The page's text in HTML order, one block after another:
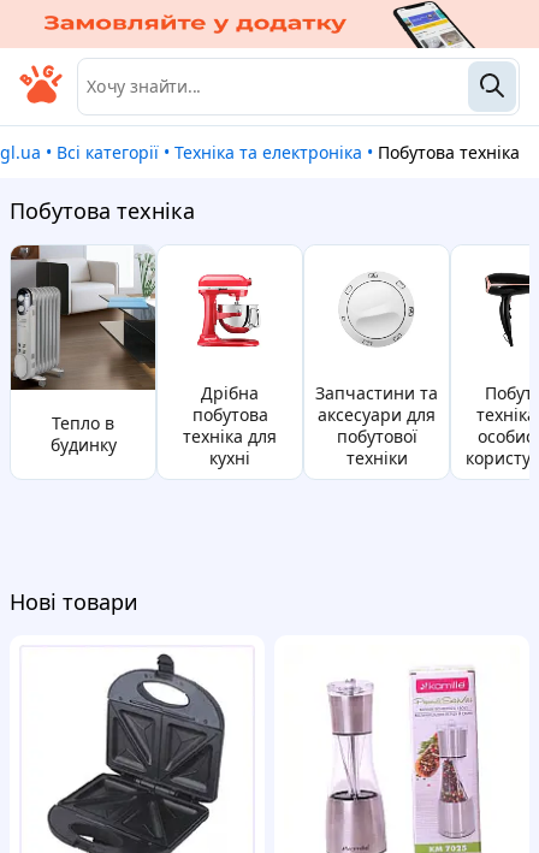
• Всі категорії • Техніка та електроніка • Побутова техніка
Побутова техніка
Тепло в
будинку
дрібна
побутова
техніка для
кухні
запчастини та
аксесуари для
побутової
техніки
побутова
Нові товари